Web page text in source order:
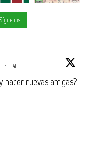
Síguenos
· 14h
hacer nuevas amigas?